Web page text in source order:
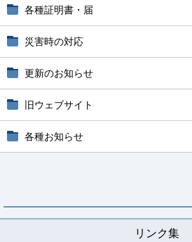
各種証明書・届
災害時の対応
更新のお知らせ
旧ウェブサイト
各種お知らせ
リンク集